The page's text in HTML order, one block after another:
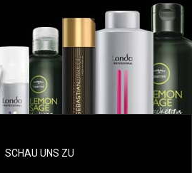
SCHAU UNS ZU